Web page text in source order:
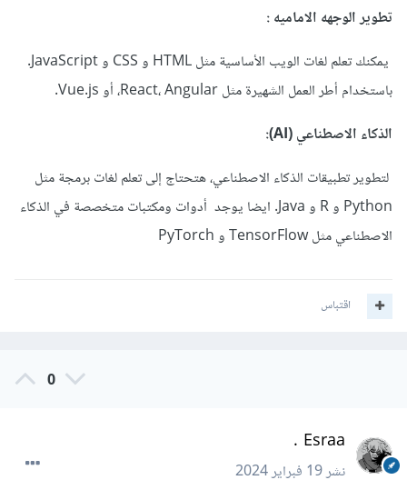
تطوير الوجهه الاماميه :
يمكنك تعلم لغات الويب الأساسية مثل HTML و CSS و JavaScript.
باستخدام أطر العمل الشهيرة مثل React، Angular، أو Vue.js.
الذكاء الاصطناعي (AI):
لتطوير تطبيقات الذكاء الاصطناعي، هتحتاج إلى تعلم لغات برمجة مثل
Python و R و Java. ايضا يوجد أدوات ومكتبات متخصصة في الذكاء
الاصطناعي مثل TensorFlow و PyTorch
اقتباس
0
Esraa .
نشر19 فبراير 2024